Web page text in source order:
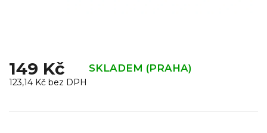
149 Kč SKLADEM (PRAHA)
123,14 Kč bez DPH
cena: